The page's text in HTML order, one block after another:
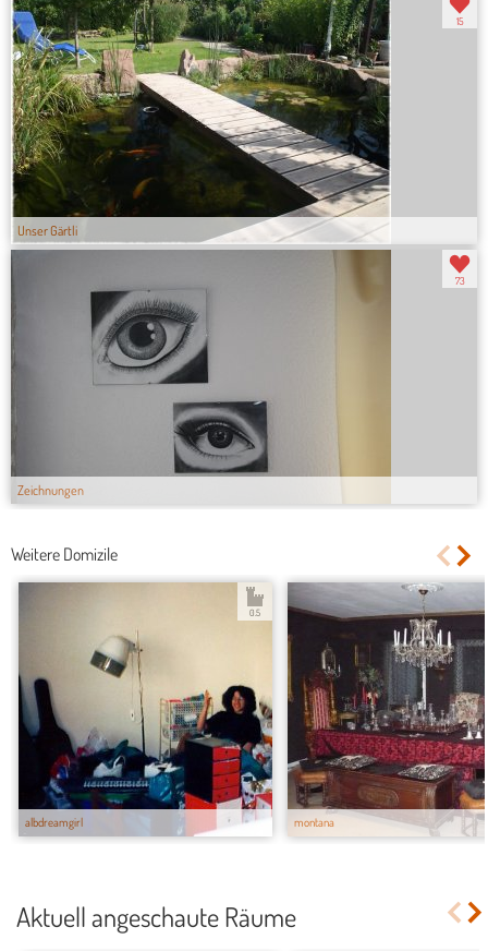
Unser Gärtli
15
Zeichnungen
73
Weitere Domizile
albdreamgirl
0.5
montana
Aktuell angeschaute Räume